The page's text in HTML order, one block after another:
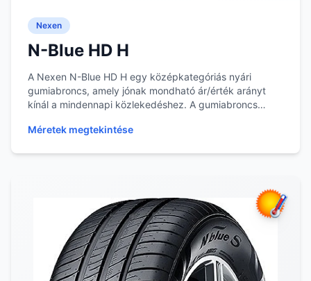
Nexen
N-Blue HD H
A Nexen N-Blue HD H egy középkategóriás nyári
gumiabroncs, amely jónak mondható ár/érték arányt
kínál a mindennapi közlekedéshez. A gumiabroncs
Méretek megtekintése